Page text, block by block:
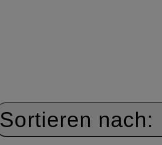
Sortieren nach: